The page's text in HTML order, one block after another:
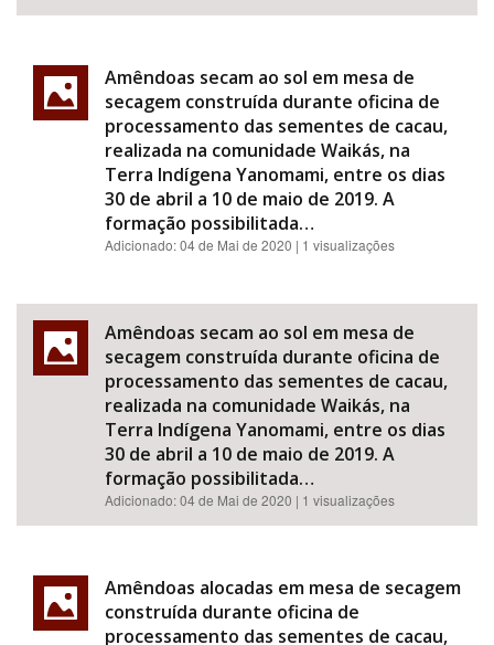
Amêndoas secam ao sol em mesa de
secagem construída durante oficina de
processamento das sementes de cacau,
realizada na comunidade Waikás, na
Terra Indígena Yanomami, entre os dias
30 de abril a 10 de maio de 2019. A
formação possibilitada…
Adicionado:04 de Mai de 2020 | 1 visualizações
Amêndoas secam ao sol em mesa de
secagem construída durante oficina de
processamento das sementes de cacau,
realizada na comunidade Waikás, na
Terra Indígena Yanomami, entre os dias
30 de abril a 10 de maio de 2019. A
formação possibilitada…
Adicionado:04 de Mai de 2020 | 1 visualizações
Amêndoas alocadas em mesa de secagem
construída durante oficina de
processamento das sementes de cacau,